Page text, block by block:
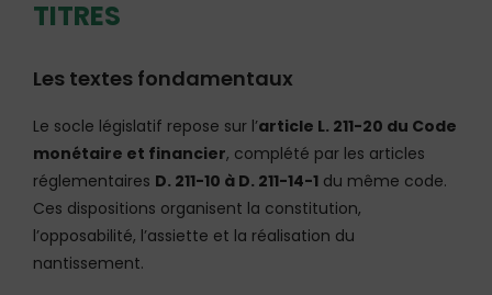
TITRES
Les textes fondamentaux
Le socle législatif repose sur l’article L. 211-20 du Code
monétaire et financier, complété par les articles
réglementaires D. 211-10 à D. 211-14-1 du même code.
Ces dispositions organisent la constitution,
l’opposabilité, l’assiette et la réalisation du
nantissement.